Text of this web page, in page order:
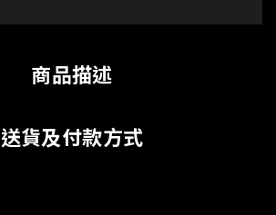
商品描述
送貨及付款方式